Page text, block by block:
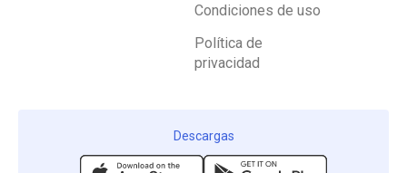
Condiciones de uso
Política de
privacidad
Descargas